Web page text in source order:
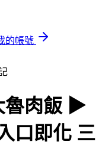
的帳號
魯肉飯 ▶
口即化 三